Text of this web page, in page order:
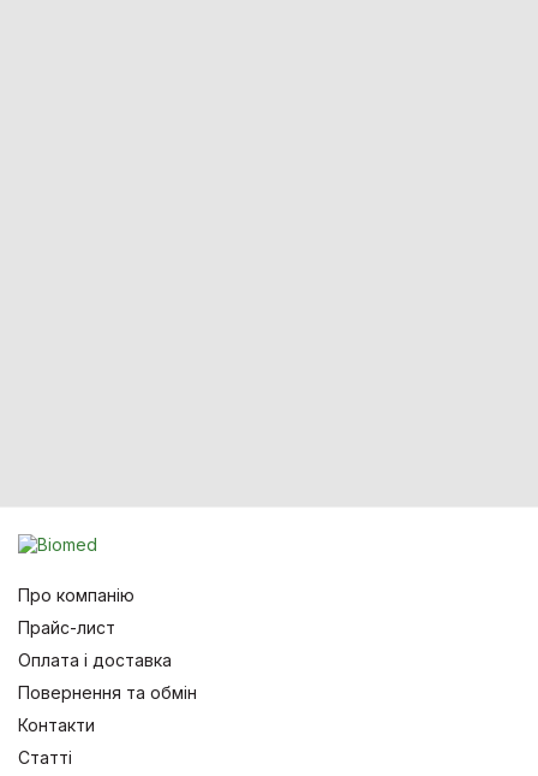
Про компанію
Прайс-лист
Оплата і доставка
Повернення та обмін
Контакти
Статті